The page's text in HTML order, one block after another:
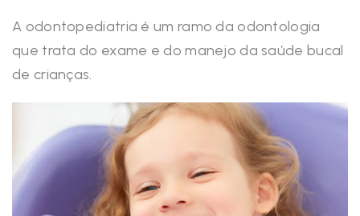
A odontopediatria é um ramo da odontologia
que trata do exame e do manejo da saúde bucal
de crianças.